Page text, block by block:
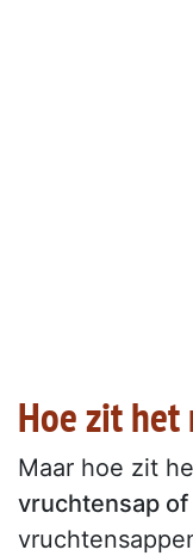
Hoe zit het
Maar hoe zit
vruchtensap